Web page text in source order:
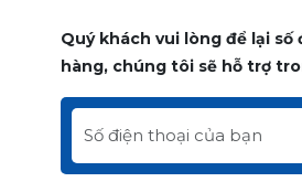
Quý khách vui lòng để lại
hàng, chúng tôi sẽ hỗ trợ